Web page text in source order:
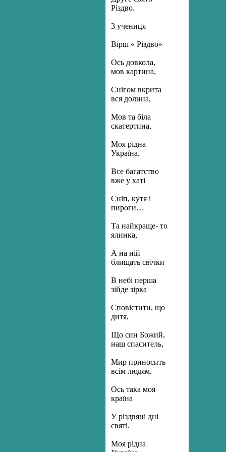
Різдво.
3 учениця
Вірш « Різдво»
Ось довкола,
мов картина,
Снігом вкрита
вся долина,
Мов та біла
скатертина,
Моя рідна
Україна.
Все багатство
вже у хаті
Сніп, кутя і
пироги…
Та найкраще- то
ялинка,
А на ній
блищать свічки
В небі перша
зійде зірка
Сповістити, що
дитя,
Що син Божий,
наш спаситель,
Мир приносить
всім людям.
Ось така моя
країна
У різдвяні дні
святі.
Моя рідна